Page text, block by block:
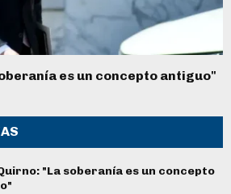
es un concepto antiguo"
"La soberanía es un concepto